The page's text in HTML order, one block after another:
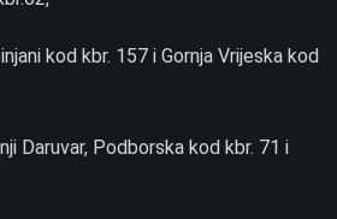
kod kbr. 157 i Gornja Vrijeska kod
Daruvar, Podborska kod kbr. 71 i